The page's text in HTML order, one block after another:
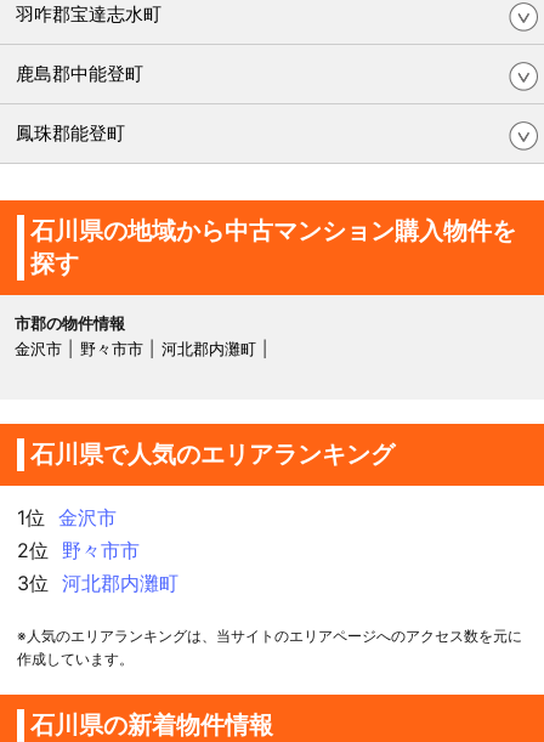
羽咋郡宝達志水町
鹿島郡中能登町
鳳珠郡能登町
石川県の地域から中古マンション購入物件を
探す
市郡の物件情報
金沢市
野々市市 河北郡内灘町
石川県で人気のエリアランキング
1位
金沢市
2位
野々市市
3位
河北郡内灘町
※人気のエリアランキングは、当サイトのエリアページへのアクセス数を元に
作成しています。
石川県の新着物件情報